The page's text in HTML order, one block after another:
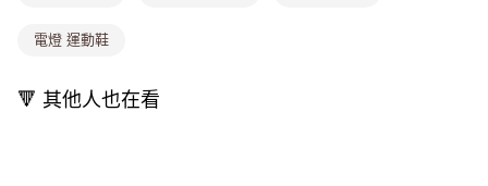
1.分期款項不併入電信帳單，「大哥付你分期」於每月結算日後寄送繳費提
帳／街口支付／iPASS MONEY」等通路繳費。
每筆NT$80，滿NT$1,000(含以上)免運費
萊爾富取貨付款
電燈 運動鞋
🔻 其他人也在看